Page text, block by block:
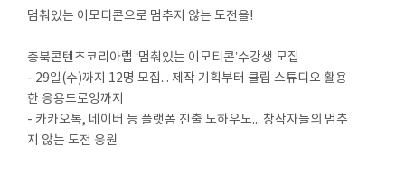
멈춰있는 이모티콘으로 멈추지 않는 도전을!
충북콘텐츠코리아랩 ‘멈춰있는 이모티콘’수강생 모집
- 29일(수)까지 12명 모집... 제작 기획부터 클립 스튜디오 활용
한 응용드로잉까지
- 카카오톡, 네이버 등 플랫폼 진출 노하우도... 창작자들의 멈추
지 않는 도전 응원